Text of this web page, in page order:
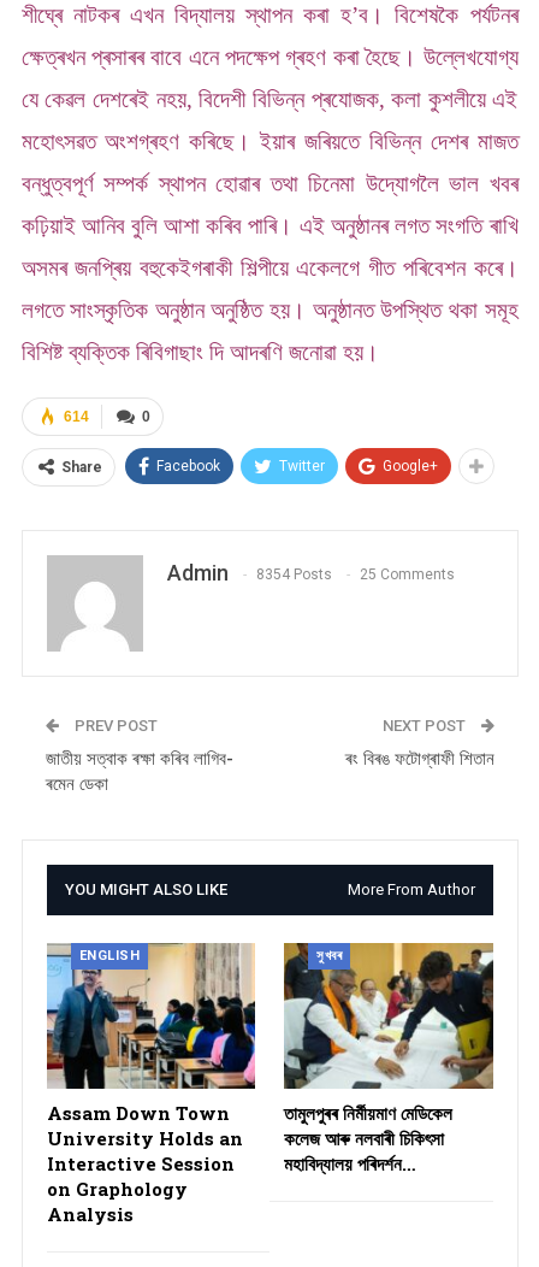
শীঘ্ৰে নাটকৰ এখন বিদ্যালয় স্থাপন কৰা হ’ব। বিশেষকৈ পৰ্যটনৰ
ক্ষেত্ৰখন প্ৰসাৰৰ বাবে এনে পদক্ষেপ গ্ৰহণ কৰা হৈছে। উল্লেখযোগ্য
যে কেৱল দেশৰেই নহয়, বিদেশী বিভিন্ন প্ৰযোজক, কলা কুশলীয়ে এই
মহোৎসৱত অংশগ্ৰহণ কৰিছে। ইয়াৰ জৰিয়তে বিভিন্ন দেশৰ মাজত
বন্ধুত্বপূৰ্ণ সম্পৰ্ক স্থাপন হোৱাৰ তথা চিনেমা উদ্যোগলৈ ভাল খবৰ
কঢ়িয়াই আনিব বুলি আশা কৰিব পাৰি। এই অনুষ্ঠানৰ লগত সংগতি ৰাখি
অসমৰ জনপ্ৰিয় বহুকেইগৰাকী শিল্পীয়ে একেলগে গীত পৰিবেশন কৰে।
লগতে সাংস্কৃতিক অনুষ্ঠান অনুষ্ঠিত হয়। অনুষ্ঠানত উপস্থিত থকা সমূহ
বিশিষ্ট ব্যক্তিক ৰিবিগাছাং দি আদৰণি জনোৱা হয়।
0
614
Share Facebook Twitter Google+
Admin 8354 Posts 25 Comments
PREV POST
জাতীয় সত্বাক ৰক্ষা কৰিব লাগিব-
ৰমেন ডেকা
NEXT POST
ৰং বিৰঙ ফটোগ্ৰাফী শিতান
YOU MIGHT ALSO LIKE More From Author
ENGLISH
Assam Down Town
University Holds an
Interactive Session
on Graphology
Analysis
সুখবৰ
তামুলপুৰৰ নিৰ্মীয়মাণ মেডিকেল
কলেজ আৰু নলবাৰী চিকিৎসা
মহাবিদ্যালয় পৰিদৰ্শন…